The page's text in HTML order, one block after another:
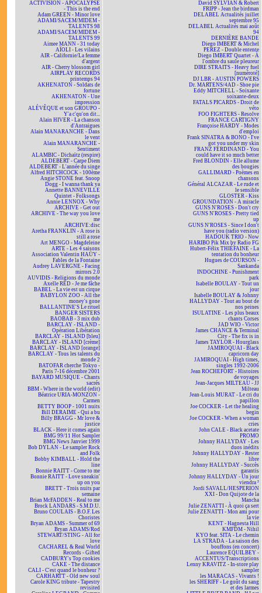
ACTIVISION - APOCALYPSE
- This is the end
Adam GREEN - Minor love
ADAMI/SACEM/MIDEM -
TALENTS 98
ADAMI/SACEM/MIDEM -
TALENTS 99
Aimee MANN - 31 today
AÏOLI - Les vilains
AIR - Californie/La femme
d'argent
AIR - Cherry blossom girl
AIRPLAY RECORDS
printemps 94
AKHENATON - Soldats de
fortune
AKHENATON - Une
impression
ALÉVÊQUE et son GROUPO -
Y'a c'qu'on dit...
Alain HIVER - La chanson
d'Antraigues
Alain MANARANCHE - Dans
le vent
Alain MANARANCHE -
Sentiment
ALAMBIC - Dichaïtz (respire)
ALDEBERT - Carpe Diem
ALDEBERT - L'année du singe
Alfred HITCHCOCK - 100ème
Angie STONE feat. Snoop
Dogg - I wanna thank ya
Annette BANNEVILLE
Quintet - Folksongs
Annie LENNOX - Why
ARCHIVE - Get out
ARCHIVE - The way you love
me
ARCHIVE:disc
Aretha FRANKLIN - A rose is
still a rose
Art MENGO - Magdeleine
ARTE - Les 4 saisons
Association Valentin HAÜY -
Fables de la Fontaine
Audrey LAVERGNE - Facing
mirrors 2.0
AUVIDIS - Religions du monde
Axelle RED - Je me fâche
BABEL - La vie est un cirque
BABYLON ZOO - All the
money's gone
BALLANTINE'S Le rituel
BANGER SISTERS
BAOBAB - 3 mix dub
BARCLAY - ISLAND -
Opération Libération
BARCLAY - ISLAND [bleu]
BARCLAY - ISLAND [crème]
BARCLAY - ISLAND [orange]
BARCLAY - Tous les talents du
monde 2
BATOFAR cherche Tokyo -
Paris 7-16 décembre 2001
BAYARD MUSIQUE - Chants
sacrés
BBM - Where in the world (edit)
Béatrice URIA-MONZON -
Carmen
BETTY BOOP - 1001 nuits
Bill DERAIME - Qui a bu
Billy BRAGG - Mr love &
justice
BLACK - Here it comes again
BMG 99/11 Hot Sampler
BMG News Janvier 1999
Bob DYLAN - Le sampler Rock
and Folk
Bobby KIMBALL - Hold the
line
Bonnie RAITT - Come to me
Bonnie RAITT - Love sneakin'
up on you
BRETT - Trois nuits par
semaine
Brian McFADDEN - Real to me
Brock LANDARS - S.M.D.U.
Bruno COULAIS - B.O.F. Les
Choristes
Bryan ADAMS - Summer of 69
Bryan ADAMS/Rod
STEWART/STING - All for
love
CACHAREL & Real World
Records - Gifted
CADBURY's Top cookies
CAKE - The distance
CALI - C'est quand le bonheur ?
CARHARTT - Old new soul
Carole KING tribute - Tapestry
revisited
David SYLVIAN & Robert
FRIPP - Jean the birdman
DELABEL Actualités juillet
septembre 95
DELABEL Actualités mai août
94
DERNIÈRE BANDE
Diego IMBERT & Michel
PEREZ - Double entente
Diego IMBERT Quartet - À
l'ombre du saule pleureur
DIRE STRAITS - Heavy fuel
[numéroté]
DJ LBR - AUSTIN POWERS
Dr. MARTENS/4AD - Shoe pie
Eddy MITCHELL - Soixante
soixante-deux
FATALS PICARDS - Droit de
véto
FOO FIGHTERS - Resolve
FRANCE CARTIGNY
Françoise HARDY - Modes
d'emploi
Frank SINATRA & BONO - I've
got you under my skin
FRANZ FERDINAND - You
could have it so much better
Fred BLONDIN - Elle allume
des bougies
GALLIMARD - Poèmes en
chansons
Général ALCAZAR - Le rude et
le sensible
GLOSTER - Kiss
GROUNDATION - A miracle
GUNS N'ROSES - Don't cry
GUNS N'ROSES - Pretty tied
up
GUNS N'ROSES - Since I don't
have you (radio version)
HADOUK TRIO - Now
HARIBO Pik Mix by Radio FG
Hubert-Félix THIÉFAINE - La
tentation du bonheur
Hugues de COURSON -
Sankanda
INDOCHINE - Punishment
park
Isabelle BOULAY - Tout un
jour
Isabelle BOULAY & Johnny
HALLYDAY - Tout au bout de
nos peines
ISULATINE - Les plus beaux
chants Corses
JAD WIO - Victor
James CHANCE & Terminal
City - The fix is in
James TAYLOR - Hourglass
JAMIROQUAI - Black
capricorn day
JAMIROQUAI - High times,
singles 1992-2006
Jean ROCHEFORT - Histoires
de voyages
Jean-Jacques MILTEAU - JJ
Milteau
Jean-Louis MURAT - Le cri du
papillon
Joe COCKER - Let the healing
begin
Joe COCKER - When a woman
cries
John CALE - Black acetate
PROMO
Johnny HALLYDAY - Les
duos inédits
Johnny HALLYDAY - Rester
libre
Johnny HALLYDAY - Succès
garantis
Johnny HALLYDAY - Un jour
viendra ²
Jordi SAVALL/HESPERION
XXI - Don Quijote de la
Mancha
Julie ZENATTI - À quoi ça sert
Julie ZENATTI - Mon ami pour
la vie
KENT - Hagnesta Hill
KMFDM - Nihil
KYO feat. SITA - Le chemin
LA STRADA - La saison des
bouffons (en concert)
Laurence EQUILBEY -
ACCENTUS/Transcriptions
Lenny KRAVITZ - In-store play
sampler
les MARACAS - Vivants !
les SHERIFF - Le goût du sang
et des larmes